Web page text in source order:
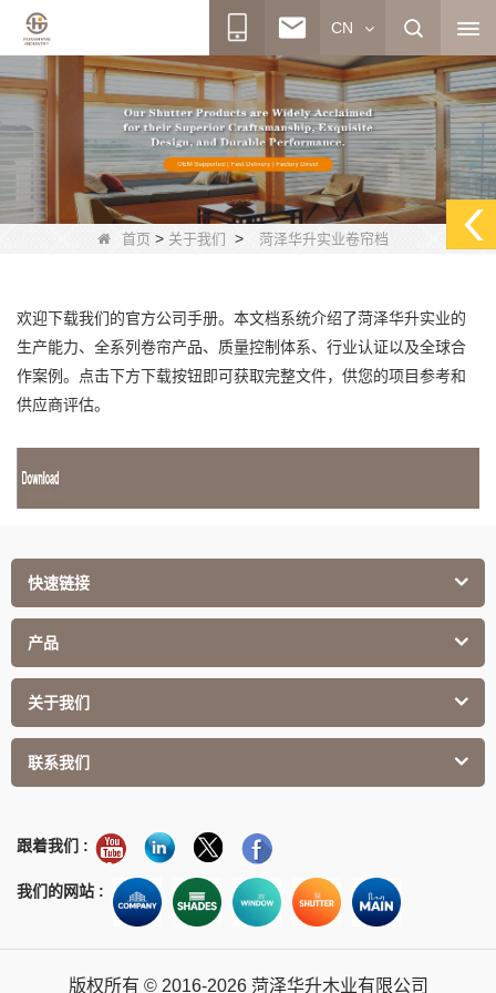
CN
首页 > 关于我们 > 菏泽华升实业卷帘档
欢迎下载我们的官方公司手册。本文档系统介绍了菏泽华升实业的
生产能力、全系列卷帘产品、质量控制体系、行业认证以及全球合
作案例。点击下方下载按钮即可获取完整文件，供您的项目参考和
供应商评估。
快速链接
产品
关于我们
联系我们
跟着我们 :
我们的网站 :
版权所有 © 2016-2026 菏泽华升木业有限公司